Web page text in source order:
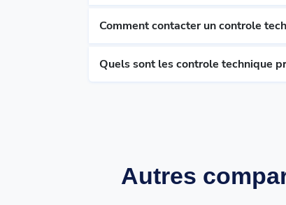
Comment contacter un controle
Quels sont les controle technique
Autres